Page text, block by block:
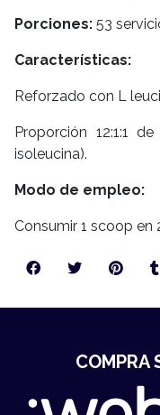
Porciones: 53
Características:
Reforzado con L
Proporción 12:1:1
isoleucina).
Modo de empleo:
Consumir 1 scoop
COMPRA